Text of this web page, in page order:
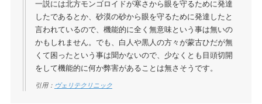
一説には北方モンゴロイドが寒さから眼を守るために発達
したであるとか、砂漠の砂から眼を守るために発達したと
言われているので、機能的に全く無意味という事は無いの
かもしれません。でも、白人や黒人の方々が蒙古ひだが無
くて困ったという事は聞かないので、少なくとも目頭切開
をして機能的に何か弊害があることは無さそうです。
引用： ヴェリテクリニック